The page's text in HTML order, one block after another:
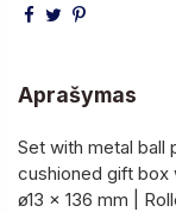
Aprašymas
Set with metal ball
cushioned gift box
ø13 x 136 mm |